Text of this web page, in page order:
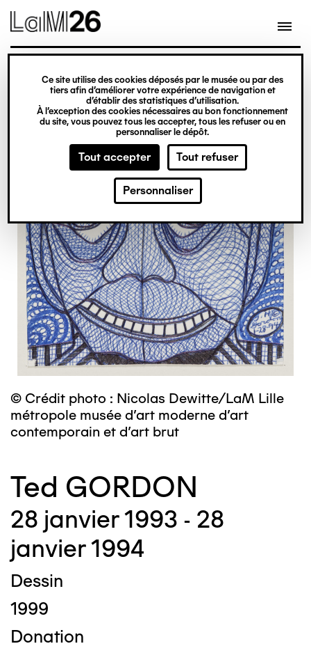
Gestion des cookies
Ce site utilise des cookies déposés par le musée ou par des
tiers afin d’améliorer votre expérience de navigation et
d’établir des statistiques d’utilisation.
À l’exception des cookies nécessaires au bon fonctionnement
du site, vous pouvez tous les accepter, tous les refuser ou en
personnaliser le dépôt.
Tout accepter Tout refuser
Personnaliser
contenu
© Crédit photo : Nicolas Dewitte/LaM Lille
métropole musée d’art moderne d’art
contemporain et d’art brut
Ted GORDON
28 janvier 1993 - 28
janvier 1994
Dessin
1999
Donation